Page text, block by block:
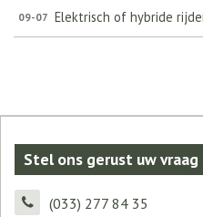
09-07 Elektrisch of hybride
Stel ons gerust uw vraag
(033) 277 84 35